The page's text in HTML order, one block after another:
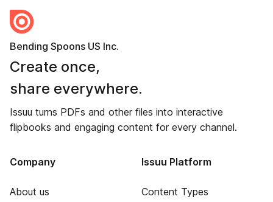
Bending Spoons US Inc.
Create once,
share everywhere.
Issuu turns PDFs and other files into interactive
flipbooks and engaging content for every channel.
Company
About us
Issuu Platform
Content Types